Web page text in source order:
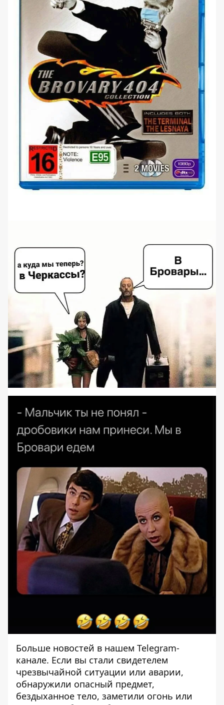
Больше новостей в нашем Telegram-
канале. Если вы стали свидетелем
чрезвычайной ситуации или аварии,
обнаружили опасный предмет,
бездыханное тело, заметили огонь или